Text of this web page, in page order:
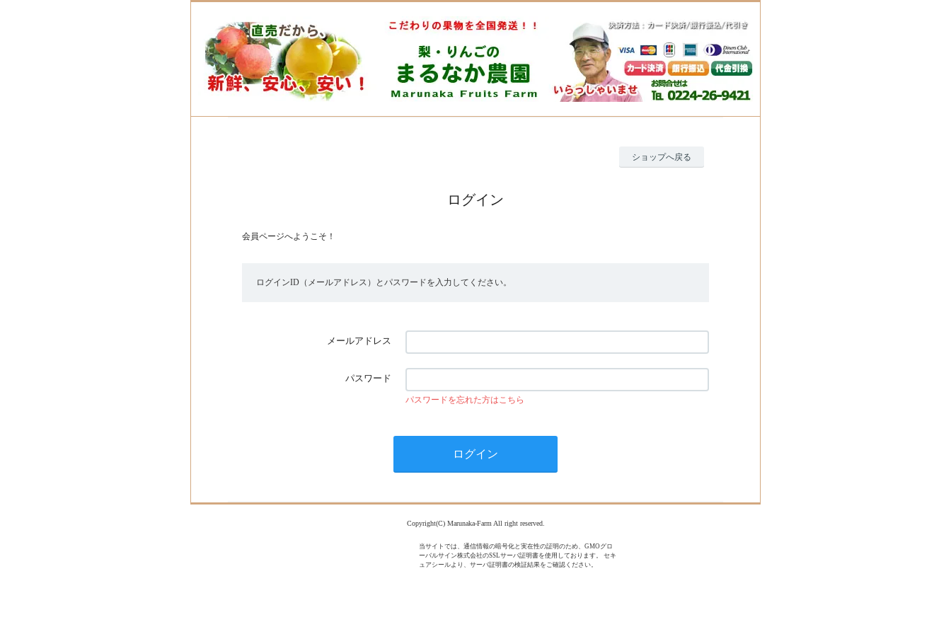
ショップへ戻る
ログイン
会員ページへようこそ！
ログインID（メールアドレス）とパスワードを入力してください。
メールアドレス
パスワード
パスワードを忘れた方はこちら
Copyright(C) Marunaka-Farm All right reserved.
当サイトでは、通信情報の暗号化と実在性の証明のため、GMOグロ
ーバルサイン株式会社のSSLサーバ証明書を使用しております。 セキ
ュアシールより、サーバ証明書の検証結果をご確認ください。